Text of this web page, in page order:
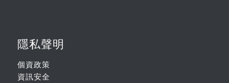
隱私聲明
個資政策
資訊安全